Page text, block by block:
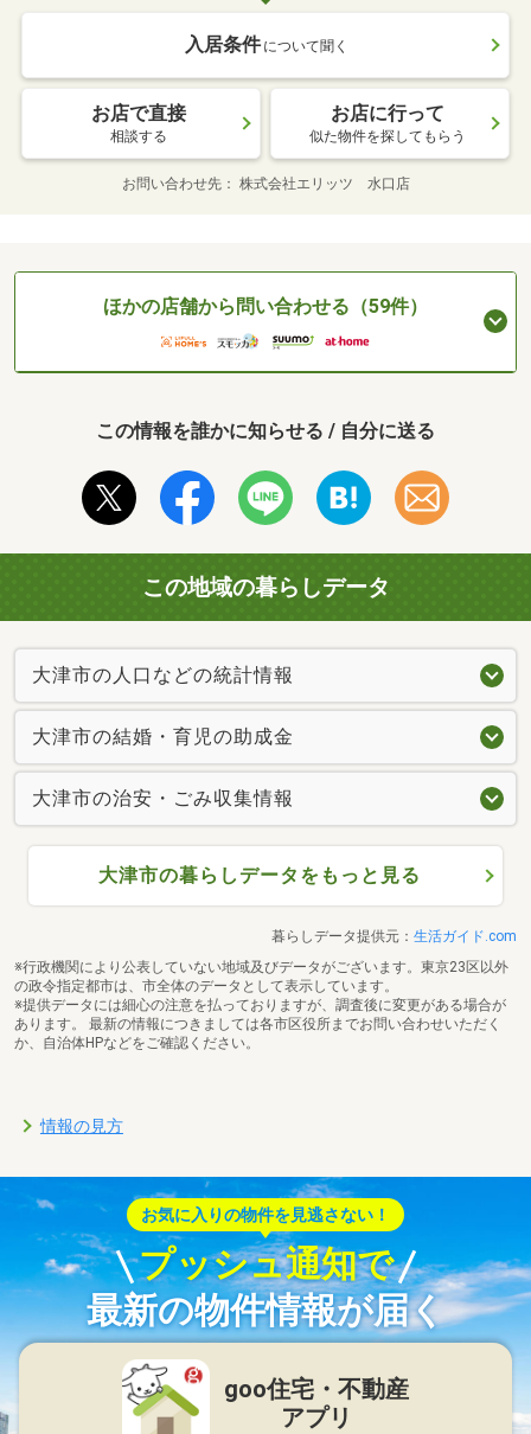
入居条件 について聞く
お店で直接
相談する
お店に行って
似た物件を探してもらう
お問い合わせ先 株式会社エリッツ 水口店
ほかの店舗から問い合わせる（59件）
この情報を誰かに知らせる / 自分に送る
この地域の暮らしデータ
大津市の人口などの統計情報
大津市の結婚・育児の助成金
大津市の治安・ごみ収集情報
大津市の暮らしデータをもっと見る
暮らしデータ提供元： 生活ガイド.com
※行政機関により公表していない地域及びデータがございます。東京23区以外
の政令指定都市は、市全体のデータとして表示しています。
※提供データには細心の注意を払っておりますが、調査後に変更がある場合が
あります。 最新の情報につきましては各市区役所までお問い合わせいただく
か、自治体HPなどをご確認ください。
情報の見方
お気に入りの物件を見逃さない！
プッシュ通知で
最新の物件情報が届く
goo住宅・不動産
アプリ